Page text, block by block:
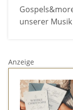
unserer Musik
Anzeige